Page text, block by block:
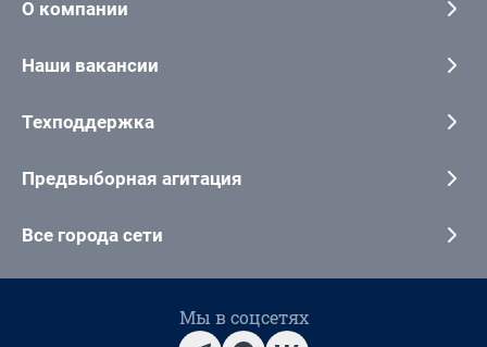
О компании
Наши вакансии
Техподдержка
Предвыборная агитация
Все города сети
Мы в соцсетях